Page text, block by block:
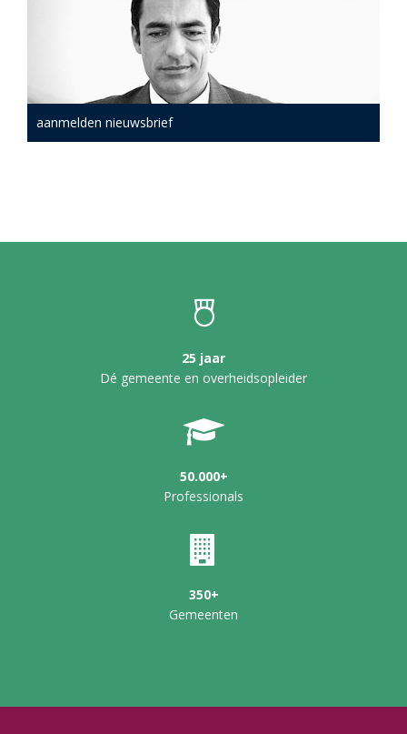
aanmelden nieuwsbrief
25 jaar
Dé gemeente en overheidsopleider
50.000+
Professionals
350+
Gemeenten